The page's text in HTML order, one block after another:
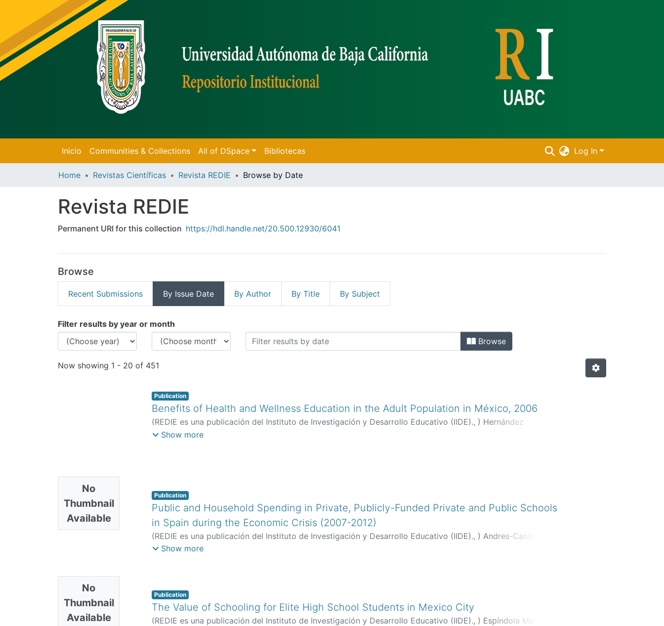
Inicio Communities & Collections All of DSpace Bibliotecas Log In
Home Revistas Científicas Revista REDIE Browse by Date
Revista REDIE
Permanent URI for this collection https://hdl.handle.net/20.500.12930/6041
Browse
Recent Submissions By Issue Date By Author By Title By Subject
Browsing Revista REDIE by Issue Date
Filter results by year or month
Browse
Now showing 1 - 20 of 451
No
Thumbnail
Available
Publication
Benefits of Health and Wellness Education in the Adult Population in México, 2006
(REDIE es una publicación del Instituto de Investigación y Desarrollo Educativo (IIDE)., ) Hernández
Vázquez, Juan Manuel
Show more
No
Thumbnail
Available
Publication
Public and Household Spending in Private, Publicly-Funded Private and Public Schools
in Spain during the Economic Crisis (2007-2012)
(REDIE es una publicación del Instituto de Investigación y Desarrollo Educativo (IIDE)., ) Andres-Candelas,
Mario;Rogero-García, Jesús
Show more
Publication
The Value of Schooling for Elite High School Students in Mexico City
(REDIE es una publicación del Instituto de Investigación y Desarrollo Educativo (IIDE)., ) Espíndola Mata,